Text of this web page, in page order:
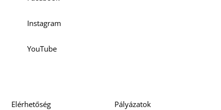
Instagram
YouTube
Elérhetőség Pályázatok